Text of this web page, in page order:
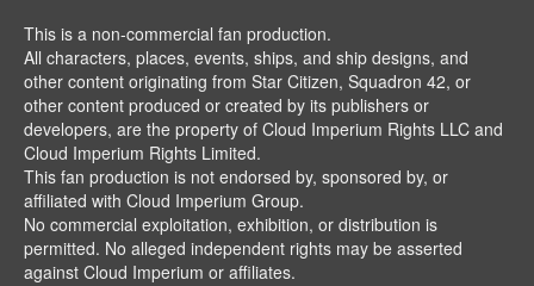
This is a non-commercial fan production.
All characters, places, events, ships, and ship designs, and
other content originating from Star Citizen, Squadron 42, or
other content produced or created by its publishers or
developers, are the property of Cloud Imperium Rights LLC and
Cloud Imperium Rights Limited.
This fan production is not endorsed by, sponsored by, or
affiliated with Cloud Imperium Group.
No commercial exploitation, exhibition, or distribution is
permitted. No alleged independent rights may be asserted
against Cloud Imperium or affiliates.